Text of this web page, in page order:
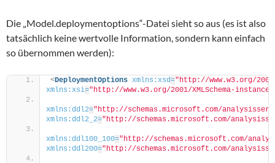
Die „Model.deploymentoptions“-Datei sieht so aus (es ist also
tatsächlich keine wertvolle Information, sondern kann einfach
so übernommen werden):
<DeploymentOptions xmlns:xsd="http://www.w3.org/2001/
xmlns:xsi="http://www.w3.org/2001/XMLSchema-instance"
xmlns:ddl2="http://schemas.microsoft.com/
xmlns:ddl2_2="http://schemas.microsoft.com/
xmlns:ddl100_100="http://schemas.microsoft.com/
xmlns:ddl200="http://schemas.microsoft.com/